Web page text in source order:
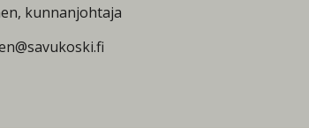
kunnanjohtaja